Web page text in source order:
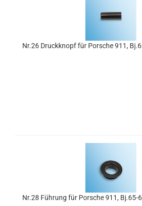
Nr.26 Druckknopf für Porsche 911,
Nr.28 Führung für Porsche 911, Bj.65-